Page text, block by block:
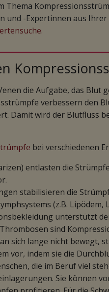
Thema
und -Expertinnen aus
die Aufgabe, das Blut
verbessern den
Damit wird der Blutfluss
bei verschiedenen
entlasten die
stabilisieren die
(z.B.
unterstützt
sind
sich lange nicht bewegt,
vor, indem sie die
die im Beruf viel
Sie können